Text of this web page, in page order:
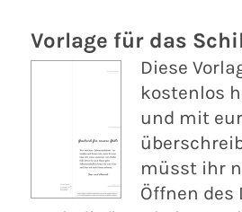
Vorlage für das
Diese
kostenlos
und mit
müsst ihr
Öffnen des